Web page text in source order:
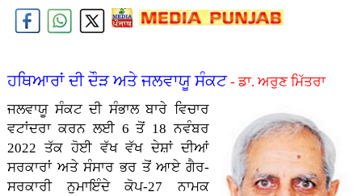
ਹਥਿਆਰਾਂ ਦੀ ਦੌੜ ਅਤੇ ਜਲਵਾਯੂ ਸੰਕਟ- ਡਾ. ਅਰੁਣ ਮਿੱਤਰਾ
ਜਲਵਾਯੂ ਸੰਕਟ ਦੀ ਸੰਭਾਲ ਬਾਰੇ ਵਿਚਾਰ
ਵਟਾਂਦਰਾ ਕਰਨ ਲਈ 6 ਤੋਂ 18 ਨਵੰਬਰ
2022 ਤੱਕ ਹੋਈ ਵੱਖ ਵੱਖ ਦੇਸ਼ਾਂ ਦੀਆਂ
ਸਰਕਾਰਾਂ ਅਤੇ ਸੰਸਾਰ ਭਰ ਤੋਂ ਆਏ ਗੈਰ-
ਸਰਕਾਰੀ ਨੁਮਾਇੰਦੇ ਕੋਪ-27 ਨਾਮਕ